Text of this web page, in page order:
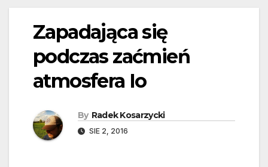
Zapadająca się
podczas zaćmień
atmosfera Io
By Radek Kosarzycki
SIE 2, 2016